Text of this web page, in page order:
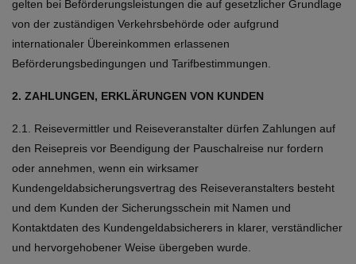
gelten bei Beförderungsleistungen die auf gesetzlicher Grundlage
von der zuständigen Verkehrsbehörde oder aufgrund
internationaler Übereinkommen erlassenen
Beförderungsbedingungen und Tarifbestimmungen.
2. ZAHLUNGEN, ERKLÄRUNGEN VON KUNDEN
2.1. Reisevermittler und Reiseveranstalter dürfen Zahlungen auf
den Reisepreis vor Beendigung der Pauschalreise nur fordern
oder annehmen, wenn ein wirksamer
Kundengeldabsicherungsvertrag des Reiseveranstalters besteht
und dem Kunden der Sicherungsschein mit Namen und
Kontaktdaten des Kundengeldabsicherers in klarer, verständlicher
und hervorgehobener Weise übergeben wurde.